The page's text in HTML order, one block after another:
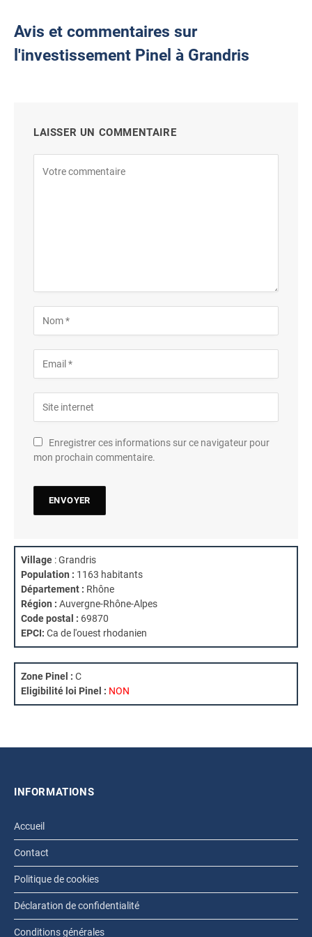
Avis et commentaires sur
l'investissement Pinel à Grandris
LAISSER UN COMMENTAIRE
Enregistrer ces informations sur ce navigateur pour
mon prochain commentaire.
Village : Grandris
Population : 1163 habitants
Département : Rhône
Région : Auvergne-Rhône-Alpes
Code postal : 69870
EPCI: Ca de l'ouest rhodanien
Zone Pinel : C
Eligibilité loi Pinel : NON
INFORMATIONS
Accueil
Contact
Politique de cookies
Déclaration de confidentialité
Conditions générales